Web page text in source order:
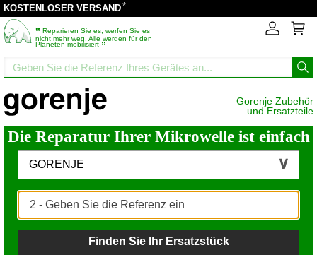
KOSTENLOSER VERSAND*
‟ Reparieren Sie es, werfen Sie es
nicht mehr weg. Alle werden für den
Planeten mobilisiert ”
Gorenje Zubehör
und Ersatzteile
Die Reparatur Ihrer Mikrowelle ist einfach
GORENJE
Finden Sie Ihr Ersatzstück